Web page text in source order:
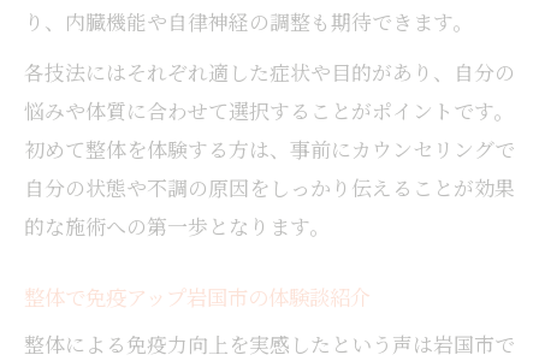
り、内臓機能や自律神経の調整も期待できます。
各技法にはそれぞれ適した症状や目的があり、自分の
悩みや体質に合わせて選択することがポイントです。
初めて整体を体験する方は、事前にカウンセリングで
自分の状態や不調の原因をしっかり伝えることが効果
的な施術への第一歩となります。
整体で免疫アップ岩国市の体験談紹介
整体による免疫力向上を実感したという声は岩国市で